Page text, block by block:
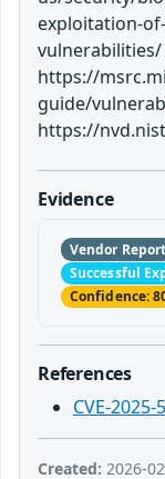
exploitation-
vulnerabilities/
https://
guide/
https://
Evidence
Vendor Report
Successful
Confidence:
References
CVE-2025-
Created: 2026-